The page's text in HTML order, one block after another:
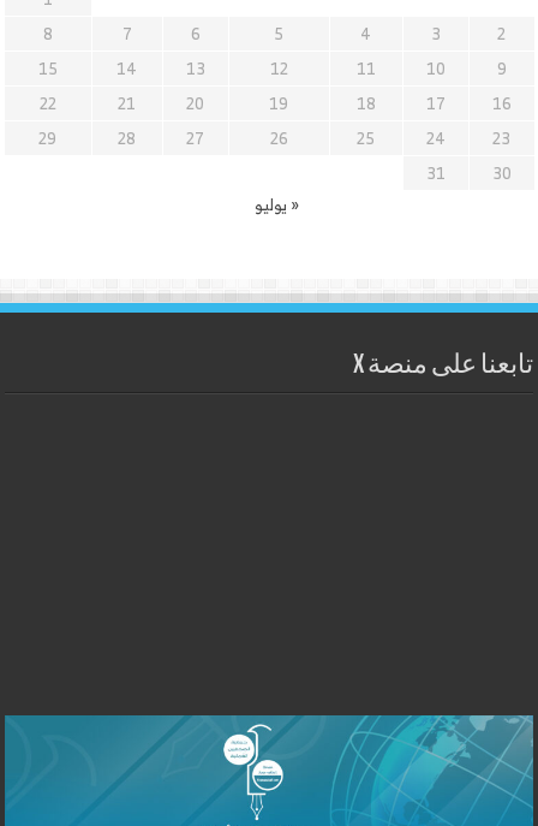
2
3
4
5
6
7
8
9
10
11
12
13
14
15
16
17
18
19
20
21
22
23
24
25
26
27
28
29
30
31
« يوليو
تابعنا على منصة X